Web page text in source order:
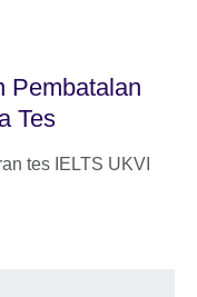
Pembatalan
Tes
tes IELTS UKVI